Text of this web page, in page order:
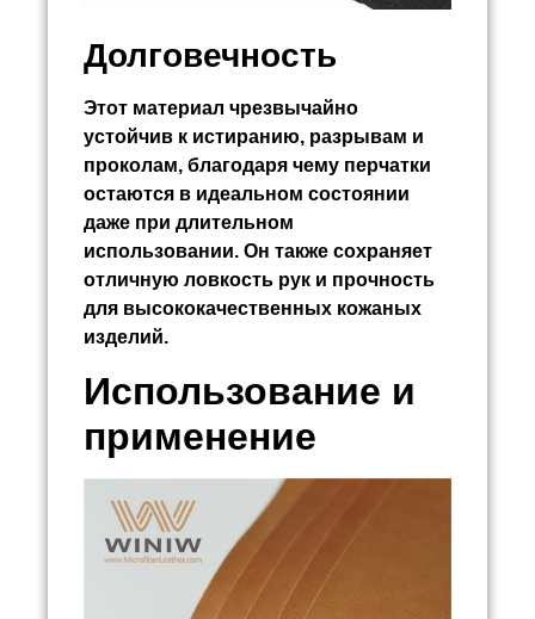
Долговечность
Этот материал чрезвычайно
устойчив к истиранию, разрывам и
проколам, благодаря чему перчатки
остаются в идеальном состоянии
даже при длительном
использовании. Он также сохраняет
отличную ловкость рук и прочность
для высококачественных кожаных
изделий.
Использование и
применение